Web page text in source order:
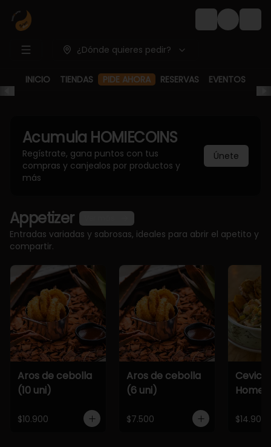
Login
¿Dónde quieres pedir?
INICIO TIENDAS PIDE AHORA RESERVAS EVENTOS
Acumula HOMIECOINS
Regístrate, gana puntos con tus
compras y canjealos por productos y
más
Únete
Appetizer
Entradas variadas y sabrosas, ideales para abrir el apetito y
compartir.
Aros de cebolla
(10 uni)
$10.900
Aros de cebolla
(6 uni)
$7.500
Home
$14.900